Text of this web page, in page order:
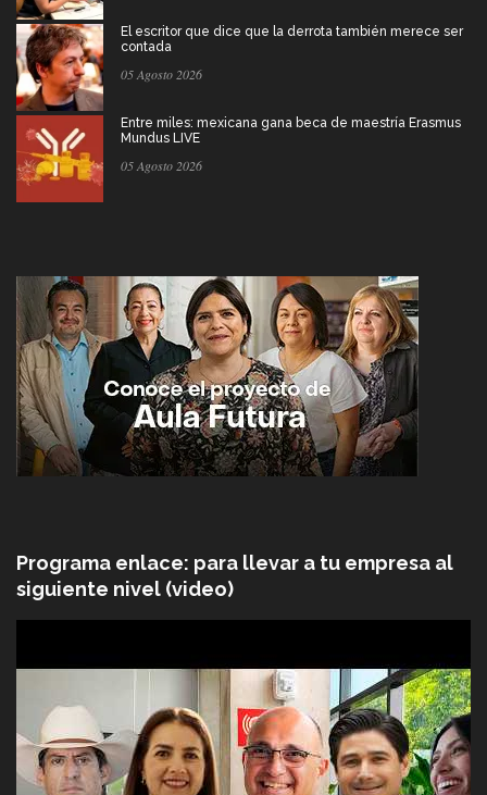
El escritor que dice que la derrota también merece ser
contada
05 Agosto 2026
Entre miles: mexicana gana beca de maestría Erasmus
Mundus LIVE
05 Agosto 2026
Programa enlace: para llevar a tu empresa al
siguiente nivel (video)